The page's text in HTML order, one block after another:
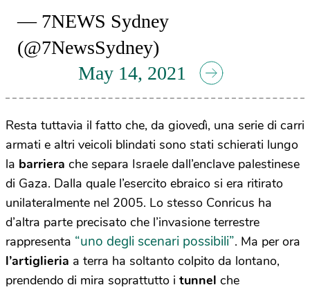
— 7NEWS Sydney
(@7NewsSydney)
May 14, 2021
Resta tuttavia il fatto che, da giovedì, una serie di carri
armati e altri veicoli blindati sono stati schierati lungo
la barriera che separa Israele dall’enclave palestinese
di Gaza. Dalla quale l’esercito ebraico si era ritirato
unilateralmente nel 2005. Lo stesso Conricus ha
d’altra parte precisato che l’invasione terrestre
rappresenta “uno degli scenari possibili”. Ma per ora
l’artiglieria a terra ha soltanto colpito da lontano,
prendendo di mira soprattutto i tunnel che